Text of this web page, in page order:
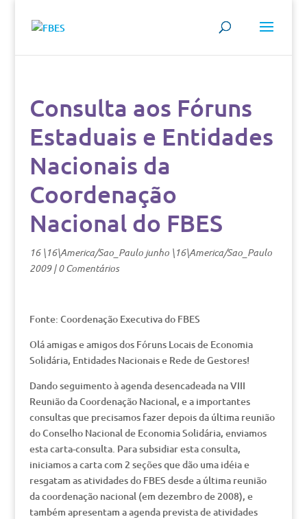
Consulta aos Fóruns
Estaduais e Entidades
Nacionais da
Coordenação
Nacional do FBES
16 \16\America/Sao_Paulo junho \16\America/Sao_Paulo
2009|0 Comentários
Fonte: Coordenação Executiva do FBES
Olá amigas e amigos dos Fóruns Locais de Economia
Solidária, Entidades Nacionais e Rede de Gestores!
Dando seguimento à agenda desencadeada na VIII
Reunião da Coordenação Nacional, e a importantes
consultas que precisamos fazer depois da última reunião
do Conselho Nacional de Economia Solidária, enviamos
esta carta-consulta. Para subsidiar esta consulta,
iniciamos a carta com 2 seções que dão uma idéia e
resgatam as atividades do FBES desde a última reunião
da coordenação nacional (em dezembro de 2008), e
também apresentam a agenda prevista de atividades